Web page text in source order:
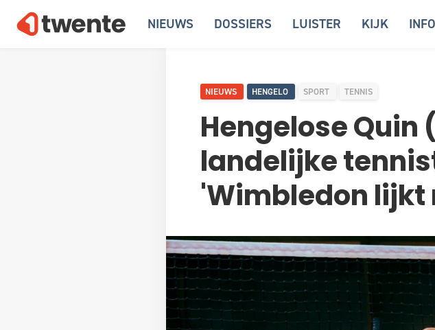
NIEUWS DOSSIERS LUISTER KIJK INFO
NIEUWS HENGELO SPORT TENNIS
Hengelose Quin
landelijke
'Wimbledon lijkt